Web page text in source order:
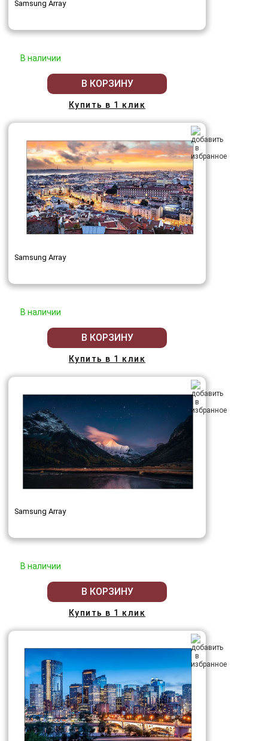
Samsung Array
В наличии
В КОРЗИНУ
Купить в 1 клик
Samsung Array
В наличии
В КОРЗИНУ
Купить в 1 клик
Samsung Array
В наличии
В КОРЗИНУ
Купить в 1 клик